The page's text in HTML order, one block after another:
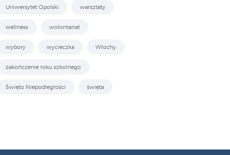
Uniwersytet Opolski warsztaty
wellness wolontariat
wybory wycieczka Włochy
zakończenie roku szkolnego
Święto Niepodległości święta